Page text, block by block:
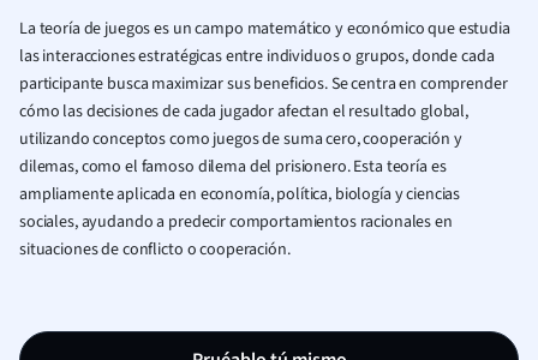
La teoría de juegos es un campo matemático y económico que estudia
las interacciones estratégicas entre individuos o grupos, donde cada
participante busca maximizar sus beneficios. Se centra en comprender
cómo las decisiones de cada jugador afectan el resultado global,
utilizando conceptos como juegos de suma cero, cooperación y
dilemas, como el famoso dilema del prisionero. Esta teoría es
ampliamente aplicada en economía, política, biología y ciencias
sociales, ayudando a predecir comportamientos racionales en
situaciones de conflicto o cooperación.